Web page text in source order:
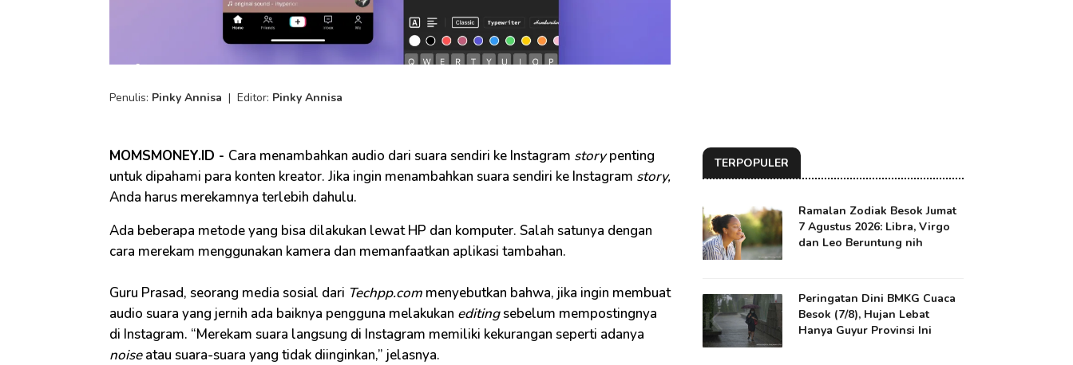
Penulis: Pinky Annisa | Editor: Pinky Annisa
MOMSMONEY.ID - Cara menambahkan audio dari suara sendiri ke Instagram storypenting
untuk dipahami para konten kreator. Jika ingin menambahkan suara sendiri ke Instagram story,
Anda harus merekamnya terlebih dahulu.
Ada beberapa metode yang bisa dilakukan lewat HP dan komputer. Salah satunya dengan
cara merekam menggunakan kamera dan memanfaatkan aplikasi tambahan.
Guru Prasad, seorang media sosial dari Techpp.com menyebutkan bahwa, jika ingin membuat
audio suara yang jernih ada baiknya pengguna melakukan editingsebelum mempostingnya
di Instagram. “Merekam suara langsung di Instagram memiliki kekurangan seperti adanya
noiseatau suara-suara yang tidak diinginkan,” jelasnya.
TERPOPULER
Ramalan Zodiak Besok Jumat
7 Agustus 2026: Libra, Virgo
dan Leo Beruntung nih
Peringatan Dini BMKG Cuaca
Besok (7/8), Hujan Lebat
Hanya Guyur Provinsi Ini